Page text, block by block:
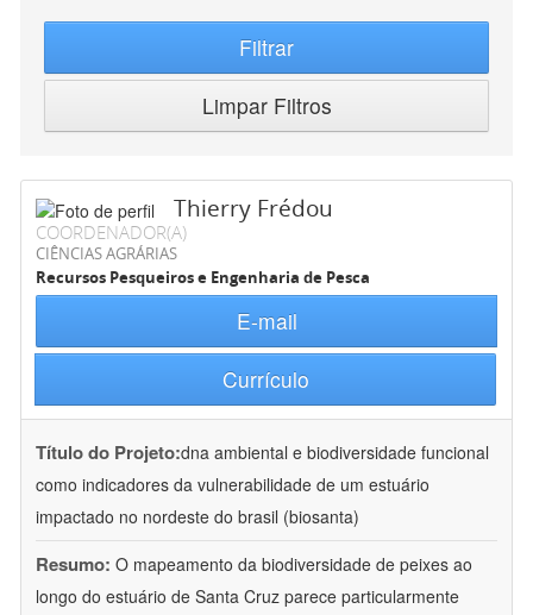
Filtrar
Limpar Filtros
Thierry Frédou
COORDENADOR(A)
CIÊNCIAS AGRÁRIAS
Recursos Pesqueiros e Engenharia de Pesca
E-mail
Currículo
Título do Projeto:dna ambiental e biodiversidade funcional
como indicadores da vulnerabilidade de um estuário
impactado no nordeste do brasil (biosanta)
Resumo: O mapeamento da biodiversidade de peixes ao
longo do estuário de Santa Cruz parece particularmente